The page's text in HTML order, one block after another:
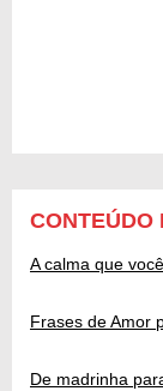
CONTEÚDO
A calma que
Frases de Amor
De madrinha